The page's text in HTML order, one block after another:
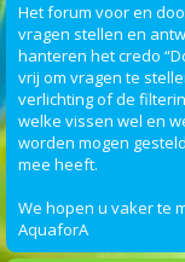
Het forum voor en
vragen stellen en
hanteren het credo
vrij om vragen te
verlichting of de
welke vissen wel en
worden mogen
mee heeft.
We hopen u vaker te
AquaforA